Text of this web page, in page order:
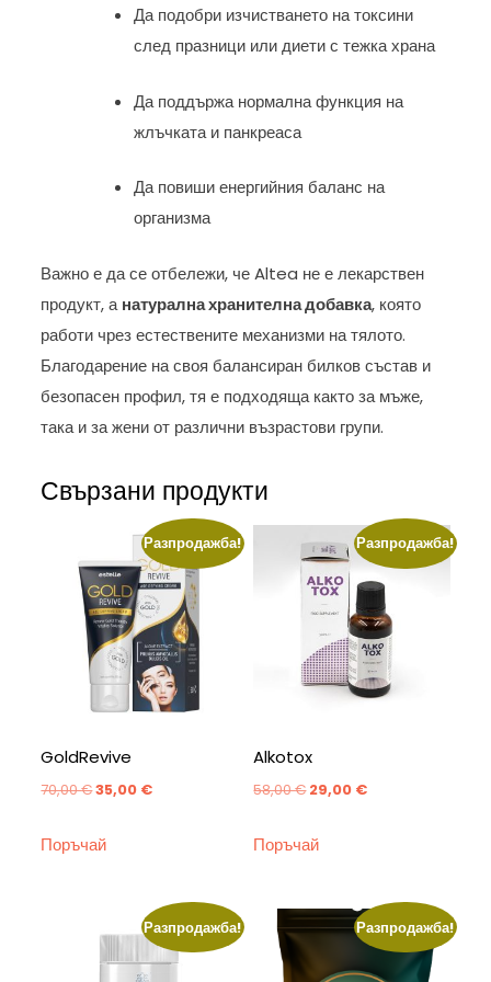
Да подобри изчистването на токсини
след празници или диети с тежка храна
Да поддържа нормална функция на
жлъчката и панкреаса
Да повиши енергийния баланс на
организма
Важно е да се отбележи, че Altea не е лекарствен
продукт, анатурална хранителна добавка, която
работи чрез естествените механизми на тялото.
Благодарение на своя балансиран билков състав и
безопасен профил, тя е подходяща както за мъже,
така и за жени от различни възрастови групи.
Свързани продукти
Разпродажба!
GoldRevive
70,00€Original
was:
35,00 €Текущата
Поръчай
Разпродажба!
Alkotox
58,00€ Original
was:
29,00 €Текущата
Поръчай
Разпродажба! Разпродажба!